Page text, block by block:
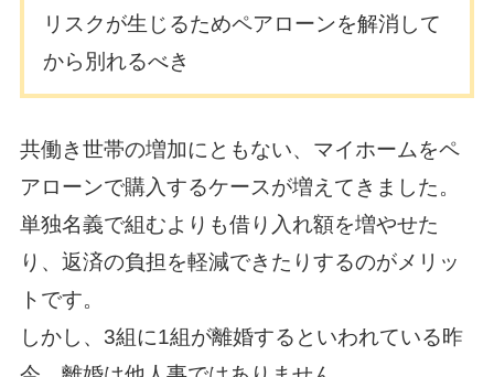
リスクが生じるためペアローンを解消して
から別れるべき
共働き世帯の増加にともない、マイホームをペ
アローンで購入するケースが増えてきました。
単独名義で組むよりも借り入れ額を増やせた
り、返済の負担を軽減できたりするのがメリッ
トです。
しかし、3組に1組が離婚するといわれている昨